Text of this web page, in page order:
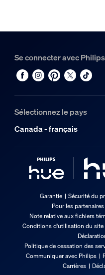
Se connecter avec
Sélectionnez le pays
Canada - français
Garantie Sécurité du
Pour les partenaires
Note relative aux fichiers
Conditions d'utilisation du site
Politique de cessation des
Communiquer avec Philips
Carrières